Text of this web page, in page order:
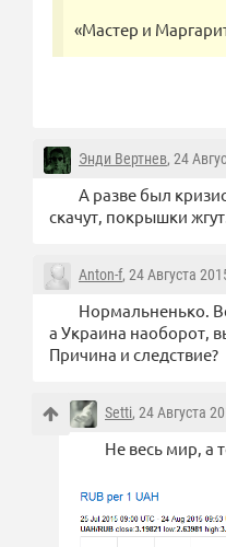
«Мастер и
Энди Вертнев, 24
А разве был
скачут, покрышки
Anton-f, 24 Августа
Нормальненько.
а Украина наоборот,
Причина и следствие?
Setti, 24 Августа
Не весь мир, а